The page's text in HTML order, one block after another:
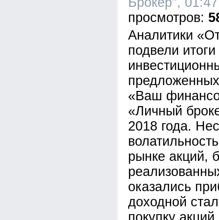
Аналитики
подвели
«Ваш
«Личный
2018 года.
рынке акций,
оказались
доходной
покупку